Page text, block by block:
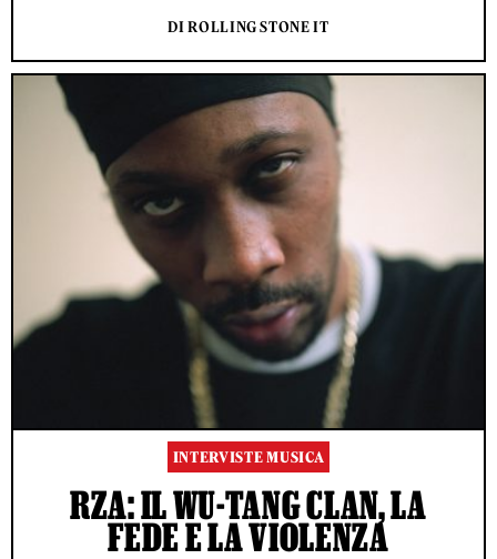
DI ROLLING STONE IT
INTERVISTE MUSICA
RZA: IL WU-TANG CLAN, LA
FEDE E LA VIOLENZA